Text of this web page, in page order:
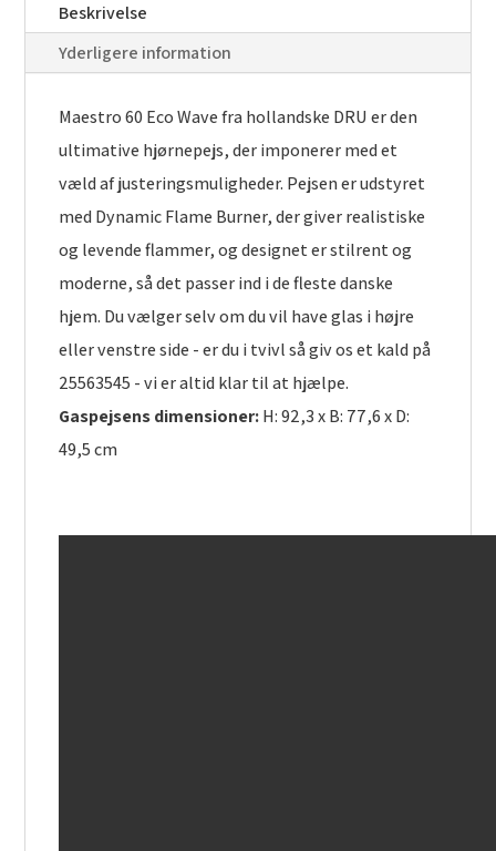
sidet
hjørnepejs
antal
Beskrivelse
Yderligere information
Maestro 60 Eco Wave fra hollandske DRU er den
ultimative hjørnepejs, der imponerer med et
væld af justeringsmuligheder. Pejsen er udstyret
med Dynamic Flame Burner, der giver realistiske
og levende flammer, og designet er stilrent og
moderne, så det passer ind i de fleste danske
hjem. Du vælger selv om du vil have glas i højre
eller venstre side - er du i tvivl så giv os et kald på
25563545 - vi er altid klar til at hjælpe.
Gaspejsens dimensioner:H: 92,3 x B: 77,6 x D:
49,5 cm